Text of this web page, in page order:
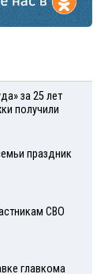
за 25 лет
получили
праздник
СВО
главкома